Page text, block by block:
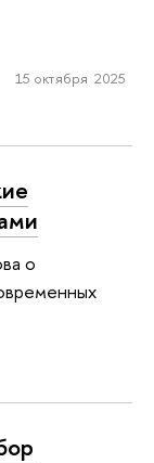
15 октября 2025
о